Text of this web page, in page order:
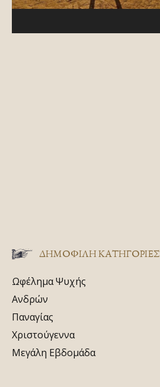
ΔΗΜΟΦΙΛΗ ΚΑΤΗΓΟΡΙΕΣ
Ωφέλημα Ψυχής
Ανδρών
Παναγίας
Χριστούγεννα
Μεγάλη Εβδομάδα